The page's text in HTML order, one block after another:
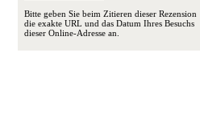
Bitte geben Sie beim Zitieren dieser Rezension
die exakte URL und das Datum Ihres Besuchs
dieser Online-Adresse an.